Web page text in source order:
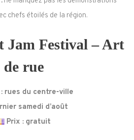
chefs étoilés de la région.
Jam Festival – Art
de rue
rues du centre-ville
samedi d’août
Prix : gratuit